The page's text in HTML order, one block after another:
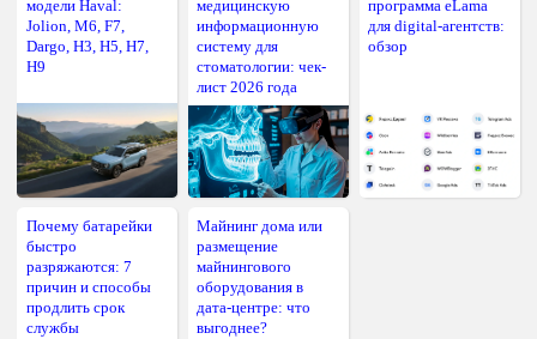
модели Haval:
Jolion, M6, F7,
Dargo, H3, H5, H7,
H9
медицинскую
информационную
систему для
стоматологии: чек-
лист 2026 года
программа eLama
для digital-агентств:
обзор
Почему батарейки
быстро
разряжаются: 7
причин и способы
продлить срок
службы
Майнинг дома или
размещение
майнингового
оборудования в
дата-центре: что
выгоднее?